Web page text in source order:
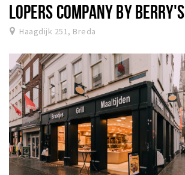
LOPERS COMPANY BY BERRY'S
Haagdijk 251, Breda